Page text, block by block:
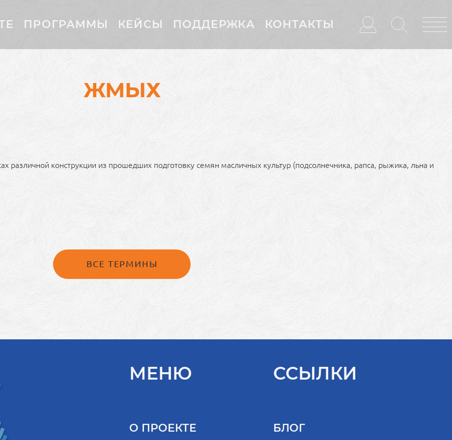
ПРОГРАММЫ КЕЙСЫ ПОДДЕРЖКА КОНТАКТЫ
ЖМЫХ
различной конструкции из прошедших подготовку семян масличных культур (подсолнечника, рапса, рыжика, льна и
ВСЕ ТЕРМИНЫ
МЕНЮ
О ПРОЕКТЕ
ССЫЛКИ
БЛОГ